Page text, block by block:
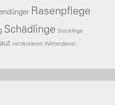
Rasenpflege
Schädlinge Stecklinge
vertikutieren Winterdienst